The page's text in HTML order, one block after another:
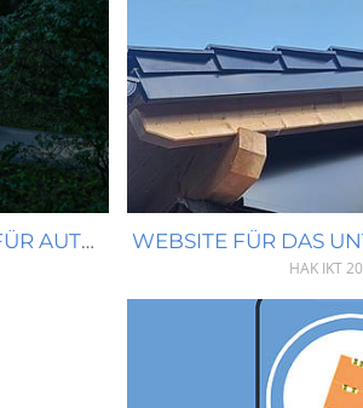
ERSTELLUNG EINER WEBSITE FÜR AUTO FURTMÜLLER
HAK IKT